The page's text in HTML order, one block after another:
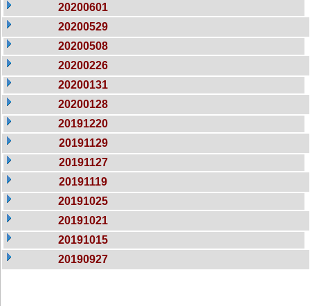
20200601
20200529
20200508
20200226
20200131
20200128
20191220
20191129
20191127
20191119
20191025
20191021
20191015
20190927